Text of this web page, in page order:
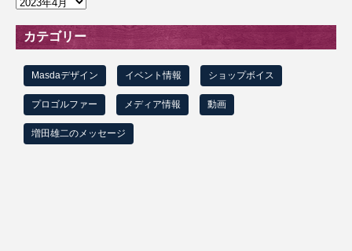
カ
イ
ブ
カテゴリー
Masdaデザイン イベント情報 ショップボイス
プロゴルファー メディア情報 動画
増田雄二のメッセージ